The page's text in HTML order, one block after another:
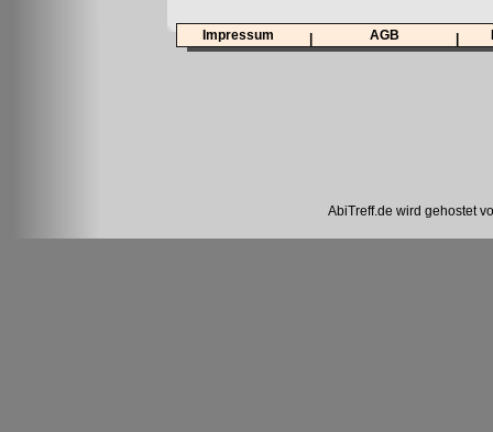
Impressum AGB
AbiTreff.de wird gehostet